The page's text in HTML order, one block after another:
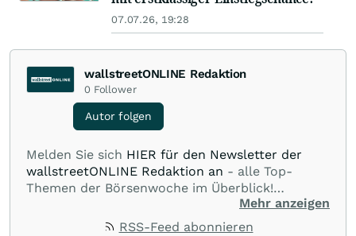
07.07.26, 19:28
wallstreetONLINE Redaktion
0 Follower
Autor folgen
Melden Sie sich HIER für den Newsletter der
wallstreetONLINE Redaktion an - alle Top-
Themen der Börsenwoche im Überblick!
Verpassen Sie kein wichtiges Anleger-Thema!Für
Beiträge auf diesem journalistischen Channel ist
Mehr anzeigen
RSS-Feed abonnieren